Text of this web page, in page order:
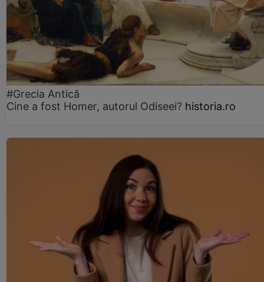
#Grecia Antică
Cine a fost Homer, autorul Odiseei? historia.ro